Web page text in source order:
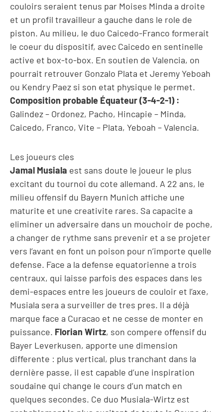
couloirs seraient tenus par Moises Minda a droite
et un profil travailleur a gauche dans le role de
piston. Au milieu, le duo Caicedo-Franco formerait
le coeur du dispositif, avec Caicedo en sentinelle
active et box-to-box. En soutien de Valencia, on
pourrait retrouver Gonzalo Plata et Jeremy Yeboah
ou Kendry Paez si son etat physique le permet.
Composition probable Équateur (3-4-2-1) :
Galindez – Ordonez, Pacho, Hincapie – Minda,
Caicedo, Franco, Vite – Plata, Yeboah – Valencia.
Les joueurs cles
Jamal Musiala est sans doute le joueur le plus
excitant du tournoi du cote allemand. A 22 ans, le
milieu offensif du Bayern Munich affiche une
maturite et une creativite rares. Sa capacite a
eliminer un adversaire dans un mouchoir de poche,
a changer de rythme sans prevenir et a se projeter
vers l’avant en font un poison pour n’importe quelle
defense. Face a la defense equatorienne a trois
centraux, qui laisse parfois des espaces dans les
demi-espaces entre les joueurs de couloir et l’axe,
Musiala sera a surveiller de tres pres. Il a déjà
marque face a Curacao et ne cesse de monter en
puissance. Florian Wirtz, son compere offensif du
Bayer Leverkusen, apporte une dimension
differente : plus vertical, plus tranchant dans la
dernière passe, il est capable d’une inspiration
soudaine qui change le cours d’un match en
quelques secondes. Ce duo Musiala-Wirtz est